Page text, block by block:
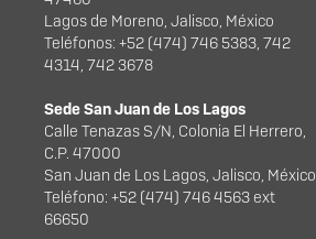
Lagos de Moreno, Jalisco, México
Teléfonos: +52 (474) 746 5383, 742
4314, 742 3678
Sede San Juan de Los Lagos
Calle Tenazas S/N, Colonia El Herrero,
C.P. 47000
San Juan de Los Lagos, Jalisco, México
Teléfono: +52 (474) 746 4563 ext
66650